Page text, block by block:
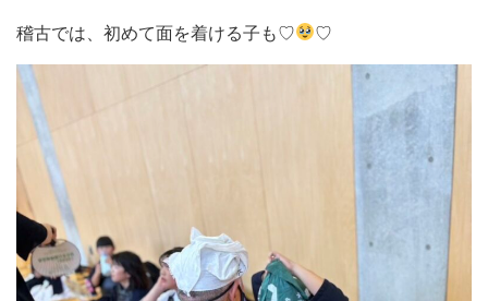
稽古では、初めて面を着ける子も♡ ♡